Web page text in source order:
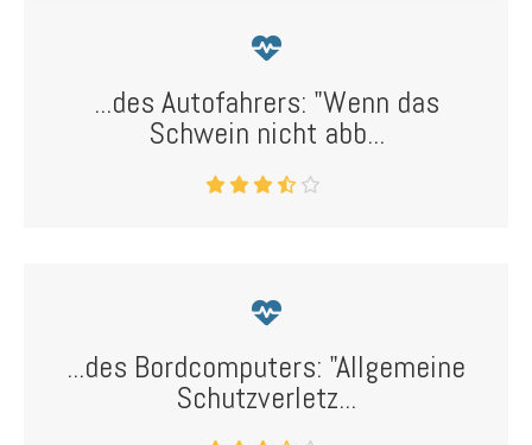
...des Autofahrers: "Wenn das
Schwein nicht abb...
...des Bordcomputers: "Allgemeine
Schutzverletz...